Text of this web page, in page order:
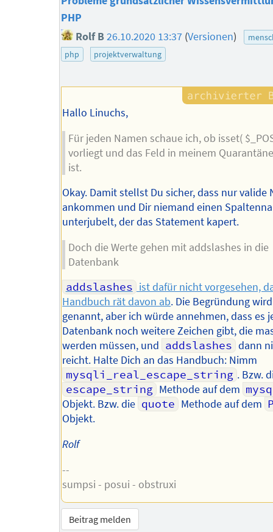
PHP
Rolf B 26.10.2020 13:37 (Versionen)
php
projektverwaltung
Hallo Linuchs,
Für jeden Namen schaue ich, ob isset(
vorliegt und das Feld in meinem
ist.
Okay. Damit stellst Du sicher, dass nur valide
ankommen und Dir niemand einen
unterjubelt, der das Statement kapert.
Doch die Werte gehen mit addslashes in die
Datenbank
addslashes ist dafür nicht vorgesehen,
Handbuch rät davon ab. Die Begründung
genannt, aber ich würde annehmen, dass es
Datenbank noch weitere Zeichen gibt, die
werden müssen, und addslashes dann
reicht. Halte Dich an das Handbuch: Nimm
mysqli_real_escape_string . Bzw.
escape_string Methode auf dem
Objekt. Bzw. die quote Methode auf dem
Objekt.
Rolf
--
sumpsi - posui - obstruxi
Beitrag melden